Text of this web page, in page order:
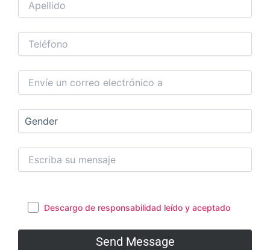
Descargo de responsabilidad leído y aceptado